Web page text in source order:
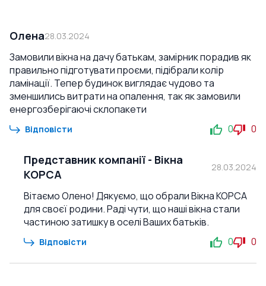
Олена28.03.2024
Замовили вікна на дачу батькам, замірник порадив як
правильно підготувати проєми, підібрали колір
ламінації. Тепер будинок виглядає чудово та
зменшились витрати на опалення, так як замовили
енергозберігаючі склопакети
Відповісти 0 0
Представник компанії - Вікна
КОРСА
28.03.2024
Вітаємо Олено! Дякуємо, що обрали Вікна КОРСА
для своєї родини. Раді чути, що наші вікна стали
частиною затишку в оселі Ваших батьків.
Відповісти 0 0